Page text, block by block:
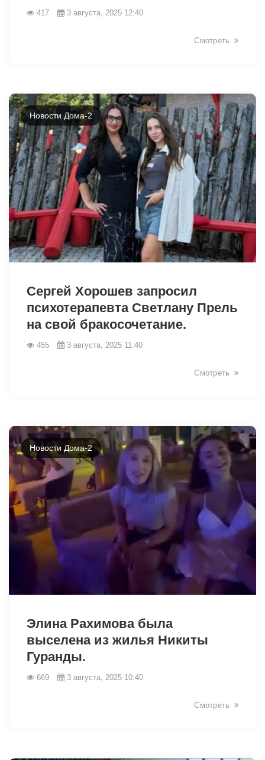
417 3 августа, 2025 12:40
Смотреть
Новости Дома-2
Сергей Хорошев запросил
психотерапевта Светлану Прель
на свой бракосочетание.
455 3 августа, 2025 11:40
Смотреть
Новости Дома-2
Элина Рахимова была
выселена из жилья Никиты
Гуранды.
669 3 августа, 2025 10:40
Смотреть